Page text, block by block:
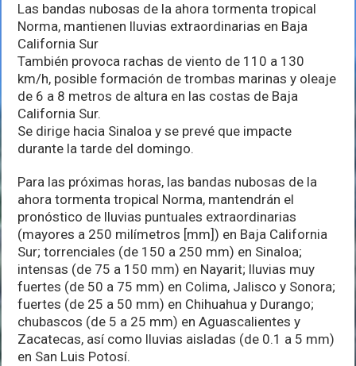
Las bandas nubosas de la ahora tormenta tropical
Norma, mantienen lluvias extraordinarias en Baja
California Sur
También provoca rachas de viento de 110 a 130
km/h, posible formación de trombas marinas y oleaje
de 6 a 8 metros de altura en las costas de Baja
California Sur.
Se dirige hacia Sinaloa y se prevé que impacte
durante la tarde del domingo.
Para las próximas horas, las bandas nubosas de la
ahora tormenta tropical Norma, mantendrán el
pronóstico de lluvias puntuales extraordinarias
(mayores a 250 milímetros [mm]) en Baja California
Sur; torrenciales (de 150 a 250 mm) en Sinaloa;
intensas (de 75 a 150 mm) en Nayarit; lluvias muy
fuertes (de 50 a 75 mm) en Colima, Jalisco y Sonora;
fuertes (de 25 a 50 mm) en Chihuahua y Durango;
chubascos (de 5 a 25 mm) en Aguascalientes y
Zacatecas, así como lluvias aisladas (de 0.1 a 5 mm)
en San Luis Potosí.